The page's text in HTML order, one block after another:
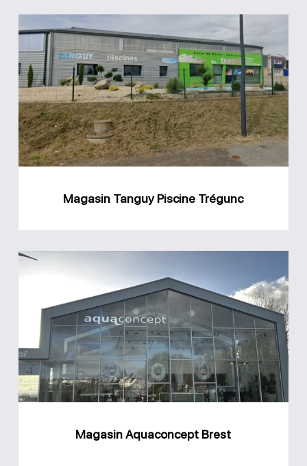
Tanguy
Piscine
Trégunc
Magasin Tanguy Piscine Trégunc
Aquaconcept
Brest
Magasin Aquaconcept Brest